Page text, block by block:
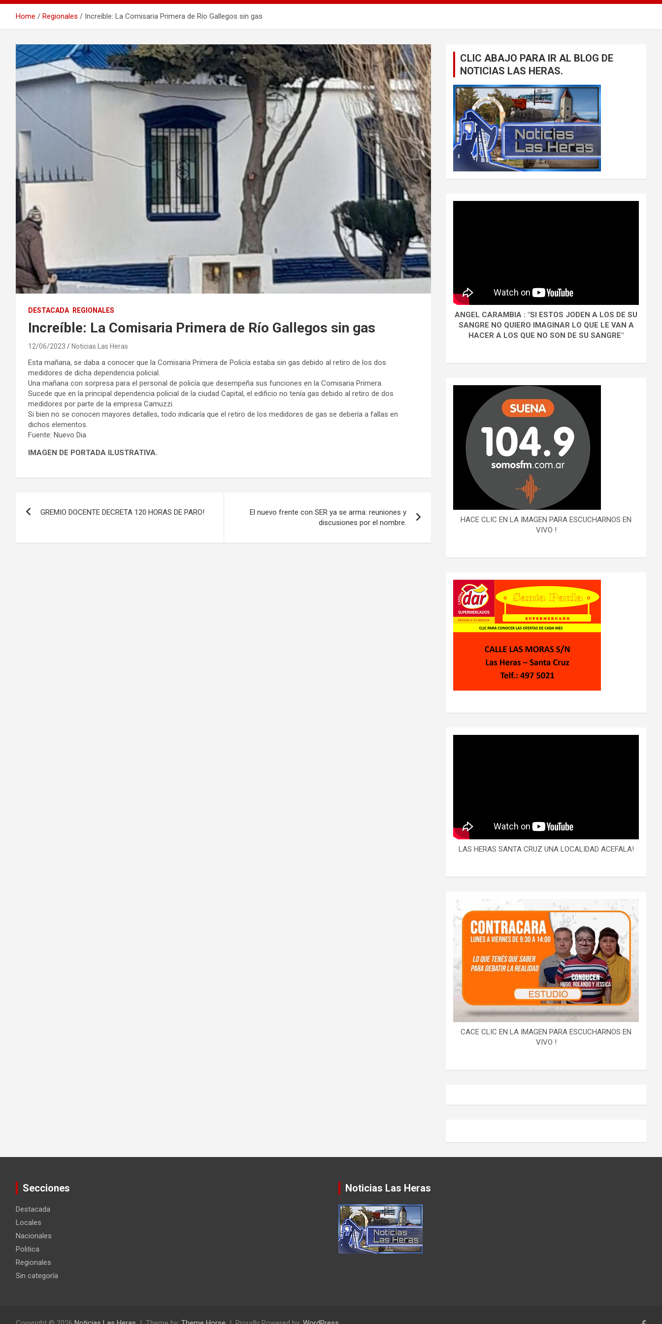
Home Regionales Increíble: La Comisaria Primera de Río Gallegos sin gas
DESTACADA REGIONALES
Increíble: La Comisaria Primera de Río Gallegos sin gas
12/06/2023 Noticias Las Heras
Esta mañana, se daba a conocer que la Comisaria Primera de Policía estaba sin gas debido al retiro de los dos
medidores de dicha dependencia policial.
Una mañana con sorpresa para el personal de policía que desempeña sus funciones en la Comisaria Primera.
Sucede que en la principal dependencia policial de la ciudad Capital, el edificio no tenía gas debido al retiro de dos
medidores por parte de la empresa Camuzzi.
Si bien no se conocen mayores detalles, todo indicaría que el retiro de los medidores de gas se debería a fallas en
dichos elementos.
Fuente: Nuevo Dia.
IMAGEN DE PORTADA ILUSTRATIVA.
entradas
GREMIO DOCENTE DECRETA 120 HORAS DE PARO!
El nuevo frente con SER ya se arma: reuniones y
discusiones por el nombre.
CLIC ABAJO PARA IR AL BLOG DE
NOTICIAS LAS HERAS.
ANGEL CARAMBIA : "SI ESTOS JODEN A LOS DE SU
SANGRE NO QUIERO IMAGINAR LO QUE LE VAN A
HACER A LOS QUE NO SON DE SU SANGRE"
HACE CLIC EN LA IMAGEN PARA ESCUCHARNOS EN
VIVO !
LAS HERAS SANTA CRUZ UNA LOCALIDAD ACEFALA!
CACE CLIC EN LA IMAGEN PARA ESCUCHARNOS EN
VIVO !
Secciones
Destacada
Locales
Nacionales
Politica
Regionales
Sin categoría
Noticias Las Heras